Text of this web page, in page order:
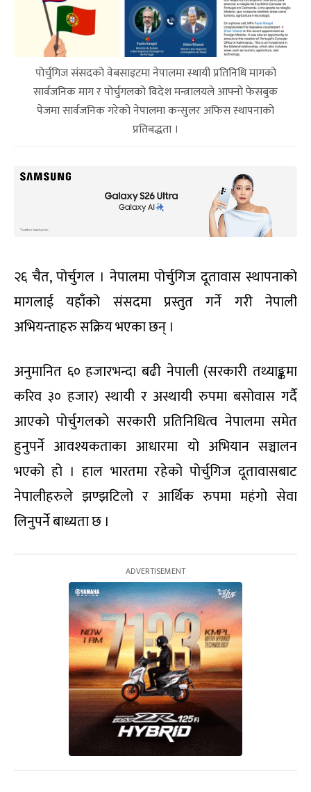
पोर्चुगिज संसदको वेबसाइटमा नेपालमा स्थायी प्रतिनिधि मागको
सार्वजनिक माग र पोर्चुगलको विदेश मन्त्रालयले आफ्नो फेसबुक
पेजमा सार्वजनिक गरेको नेपालमा कन्सुलर अफिस स्थापनाको
प्रतिबद्धता ।
२६ चैत, पोर्चुगल । नेपालमा पोर्चुगिज दूतावास स्थापनाको
मागलाई यहाँको संसदमा प्रस्तुत गर्ने गरी नेपाली
अभियन्ताहरु सक्रिय भएका छन् ।
अनुमानित ६० हजारभन्दा बढी नेपाली (सरकारी तथ्याङ्कमा
करिव ३० हजार) स्थायी र अस्थायी रुपमा बसोवास गर्दै
आएको पोर्चुगलको सरकारी प्रतिनिधित्व नेपालमा समेत
हुनुपर्ने आवश्यकताका आधारमा यो अभियान सञ्चालन
भएको हो । हाल भारतमा रहेको पोर्चुगिज दूतावासबाट
नेपालीहरुले झण्झटिलो र आर्थिक रुपमा महंगो सेवा
लिनुपर्ने बाध्यता छ ।